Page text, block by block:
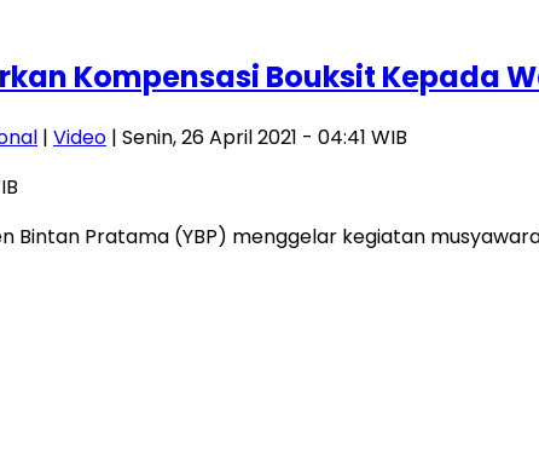
Kompensasi Bouksit Kepada
| Video | Senin, 26 April 2021 - 04:41 WIB
Bintan Pratama (YBP) menggelar kegiatan